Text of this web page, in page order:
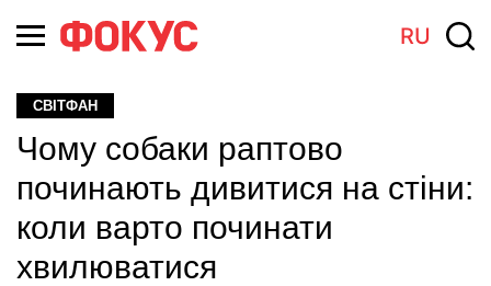
RU
СВІТФАН
Чому собаки раптово
починають дивитися на стіни:
коли варто починати
хвилюватися